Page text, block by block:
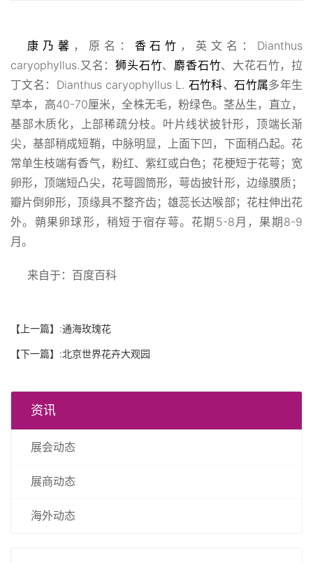
康乃馨 ，原名： 香石竹 ，英文名：Dianthus
caryophyllus.又名：狮头石竹、 麝香石竹、大花石竹，拉
丁文名：Dianthus caryophyllus L. 石竹科、石竹属多年生
草本，高40-70厘米，全株无毛，粉绿色。茎丛生，直立，
基部木质化，上部稀疏分枝。叶片线状披针形，顶端长渐
尖，基部稍成短鞘，中脉明显，上面下凹，下面稍凸起。花
常单生枝端有香气，粉红、紫红或白色；花梗短于花萼；宽
卵形，顶端短凸尖，花萼圆筒形，萼齿披针形，边缘膜质；
瓣片倒卵形，顶缘具不整齐齿；雄蕊长达喉部；花柱伸出花
外。蒴果卵球形，稍短于宿存萼。花期5-8月，果期8-9
月。
来自于：百度百科
【上一篇】:通海玫瑰花
【下一篇】:北京世界花卉大观园
资讯
展会动态
展商动态
海外动态